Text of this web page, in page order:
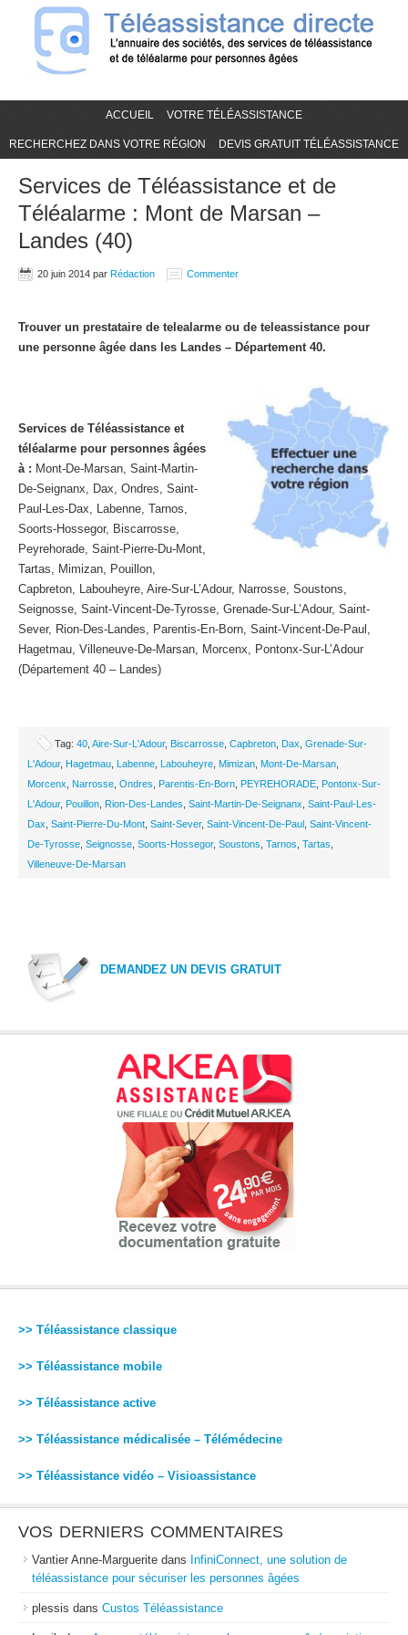
ACCUEIL VOTRE TÉLÉASSISTANCE
RECHERCHEZ DANS VOTRE RÉGION DEVIS GRATUIT TÉLÉASSISTANCE
Services de Téléassistance et de
Téléalarme : Mont de Marsan –
Landes (40)
20 juin 2014 par Rédaction Commenter
Trouver un prestataire de telealarme ou de teleassistance pour
une personne âgée dans les Landes – Département 40.
Services de Téléassistance et
téléalarme pour personnes âgées
à : Mont-De-Marsan, Saint-Martin-
De-Seignanx, Dax, Ondres, Saint-
Paul-Les-Dax, Labenne, Tarnos,
Soorts-Hossegor, Biscarrosse,
Peyrehorade, Saint-Pierre-Du-Mont,
Tartas, Mimizan, Pouillon,
Capbreton, Labouheyre, Aire-Sur-L’Adour, Narrosse, Soustons,
Seignosse, Saint-Vincent-De-Tyrosse, Grenade-Sur-L’Adour, Saint-
Sever, Rion-Des-Landes, Parentis-En-Born, Saint-Vincent-De-Paul,
Hagetmau, Villeneuve-De-Marsan, Morcenx, Pontonx-Sur-L’Adour
(Département 40 – Landes)
Tag: 40 Aire-Sur-L'Adour, Biscarrosse Capbreton Dax Grenade-Sur-
L'Adour, Hagetmau Labenne Labouheyre Mimizan Mont-De-Marsan
Morcenx
Narrosse Ondres Parentis-En-Born PEYREHORADE Pontonx-Sur-
L'Adour, Pouillon Rion-Des-Landes Saint-Martin-De-Seignanx Saint-Paul-Les-
Dax Saint-Pierre-Du-Mont Saint-Sever, Saint-Vincent-De-Paul Saint-Vincent-
De-Tyrosse Seignosse Soorts-Hossegor, Soustons Tarnos Tartas
Villeneuve-De-Marsan
DEMANDEZ UN DEVIS GRATUIT
>> Téléassistance classique
>> Téléassistance mobile
>> Téléassistance active
>> Téléassistance médicalisée – Télémédecine
>> Téléassistance vidéo – Visioassistance
VOS DERNIERS COMMENTAIRES
Vantier Anne-Marguerite dans InfiniConnect, une solution de
téléassistance pour sécuriser les personnes âgées
plessis dans Custos Téléassistance